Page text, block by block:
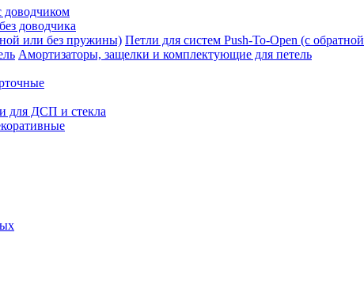
доводчиком
доводчика
Петли для систем Push-To-Open (с
Амортизаторы, защелки и комплектующие для петель
для ДСП и стекла